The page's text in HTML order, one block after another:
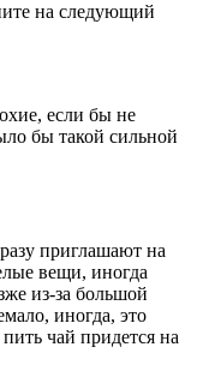
на следующий
если бы не
бы такой сильной
приглашают на
вещи, иногда
из-за большой
иногда, это
чай придется на